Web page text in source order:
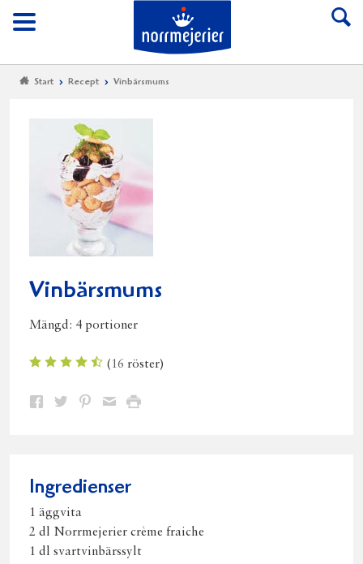
Meny
Till Norrmejerier
Start Recept Vinbärsmums
Vinbärsmums
Mängd: 4 portioner
(16 röster)
Dela Dela Dela DelaSkriv
Ingredienser
1 äggvita
2 dl Norrmejerier crème fraiche
1 dl svartvinbärssylt